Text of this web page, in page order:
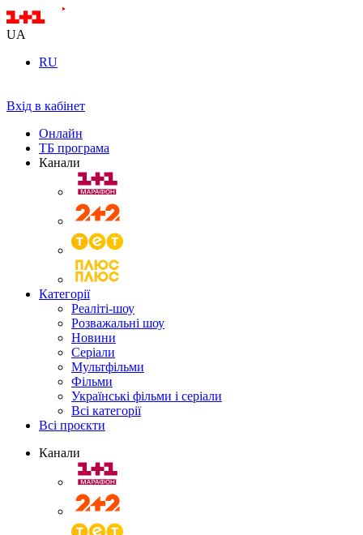
UA
RU
Вхід в кабінет
Онлайн
ТБ програма
Канали
Категорії
Реаліті-шоу
Розважальні шоу
Новини
Серіали
Мультфільми
Фільми
Українські фільми і серіали
Всі категорії
Всі проєкти
Канали